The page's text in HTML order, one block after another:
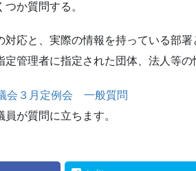
か質問する。
対応と、実際の情報を持っている部署
定管理者に指定された団体、法人等の
会３月定例会 一般質問
が質問に立ちます。